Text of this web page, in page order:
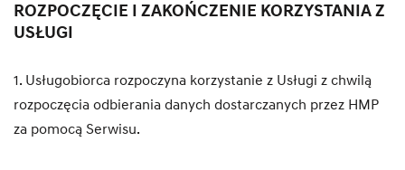
ROZPOCZĘCIE I ZAKOŃCZENIE KORZYSTANIA Z
USŁUGI
1. Usługobiorca rozpoczyna korzystanie z Usługi z chwilą
rozpoczęcia odbierania danych dostarczanych przez HMP
za pomocą Serwisu.